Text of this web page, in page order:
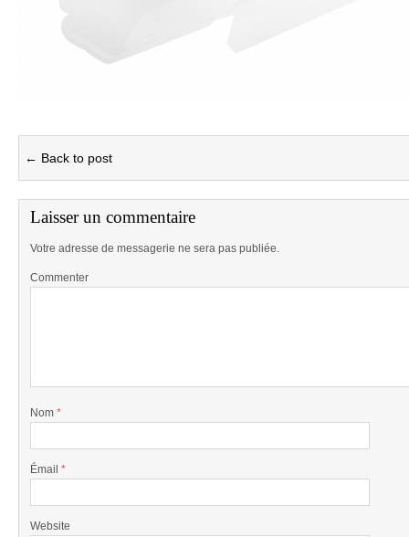
← Back to post
Laisser un commentaire
Votre adresse de messagerie ne sera pas publiée.
Commenter
Nom *
Émail *
Website